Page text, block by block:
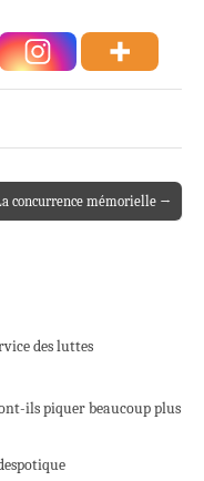
concurrence mémorielle →
des luttes
ils piquer beaucoup plus